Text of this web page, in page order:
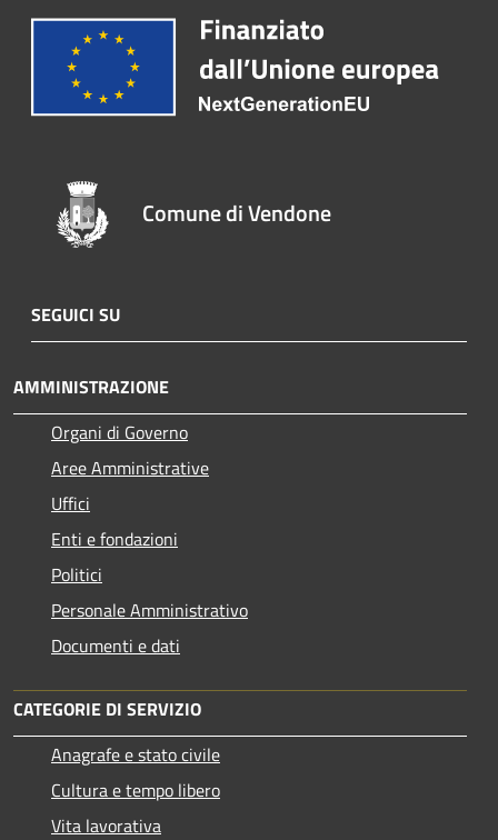
Comune di Vendone
SEGUICI SU
AMMINISTRAZIONE
Organi di Governo
Aree Amministrative
Uffici
Enti e fondazioni
Politici
Personale Amministrativo
Documenti e dati
CATEGORIE DI SERVIZIO
Anagrafe e stato civile
Cultura e tempo libero
Vita lavorativa